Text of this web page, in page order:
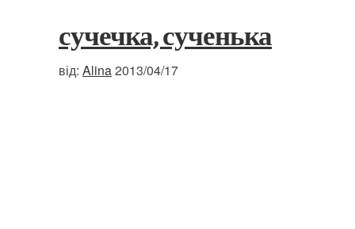
сучечка, сученька
від: Alina2013/04/17